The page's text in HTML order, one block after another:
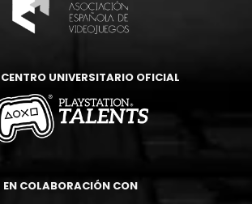
UNIVERSITARIO OFICIAL
EN COLABORACIÓN CON